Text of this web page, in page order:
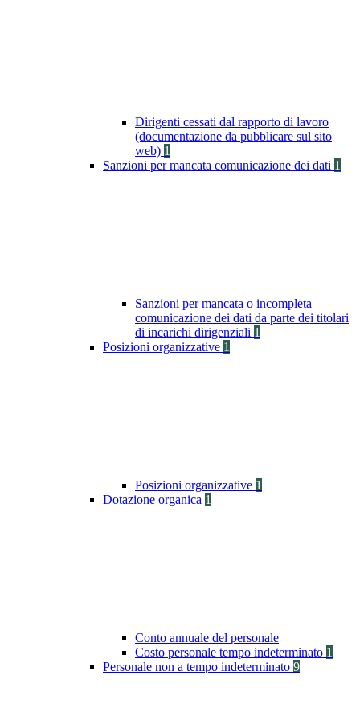
Dirigenti cessati dal rapporto di lavoro
(documentazione da pubblicare sul sito
web) 1
Sanzioni per mancata comunicazione dei dati 1
Sanzioni per mancata o incompleta
comunicazione dei dati da parte dei titolari
di incarichi dirigenziali 1
Posizioni organizzative 1
Posizioni organizzative 1
Dotazione organica 1
Conto annuale del personale
Costo personale tempo indeterminato 1
Personale non a tempo indeterminato 9